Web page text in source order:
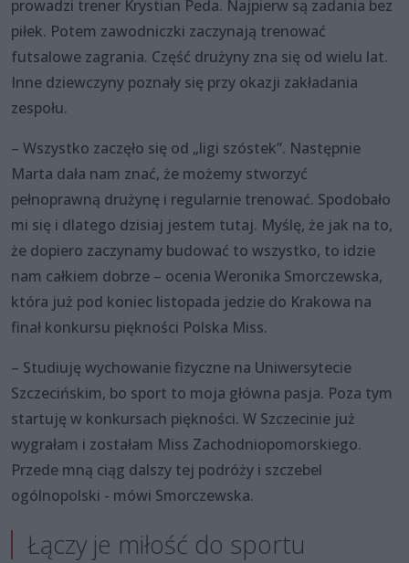
prowadzi trener Krystian Peda. Najpierw są zadania bez
piłek. Potem zawodniczki zaczynają trenować
futsalowe zagrania. Część drużyny zna się od wielu lat.
Inne dziewczyny poznały się przy okazji zakładania
zespołu.
– Wszystko zaczęło się od „ligi szóstek”. Następnie
Marta dała nam znać, że możemy stworzyć
pełnoprawną drużynę i regularnie trenować. Spodobało
mi się i dlatego dzisiaj jestem tutaj. Myślę, że jak na to,
że dopiero zaczynamy budować to wszystko, to idzie
nam całkiem dobrze – ocenia Weronika Smorczewska,
która już pod koniec listopada jedzie do Krakowa na
finał konkursu piękności Polska Miss.
– Studiuję wychowanie fizyczne na Uniwersytecie
Szczecińskim, bo sport to moja główna pasja. Poza tym
startuję w konkursach piękności. W Szczecinie już
wygrałam i zostałam Miss Zachodniopomorskiego.
Przede mną ciąg dalszy tej podróży i szczebel
ogólnopolski - mówi Smorczewska.
Łączy je miłość do sportu